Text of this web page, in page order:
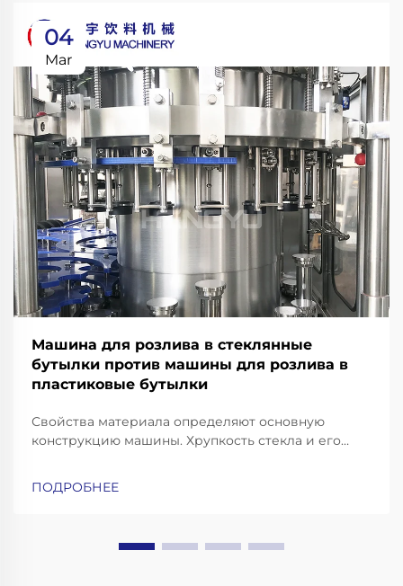
04
Mar
Машина для розлива в стеклянные
бутылки против машины для розлива в
пластиковые бутылки
Свойства материала определяют основную
конструкцию машины. Хрупкость стекла и его
амортизацией ударных нагрузок и высокоточные
ПОДРОБНЕЕ